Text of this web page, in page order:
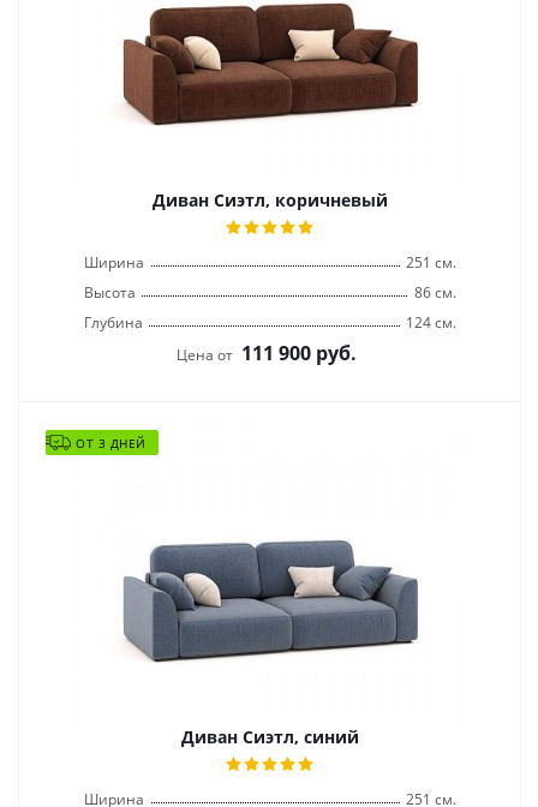
Диван Сиэтл, коричневый
Ширина
251 см.
Высота
86 см.
Глубина
124 см.
Цена от 111 900руб.
ОТ 3 ДНЕЙ
Диван Сиэтл, синий
Ширина 251 см.